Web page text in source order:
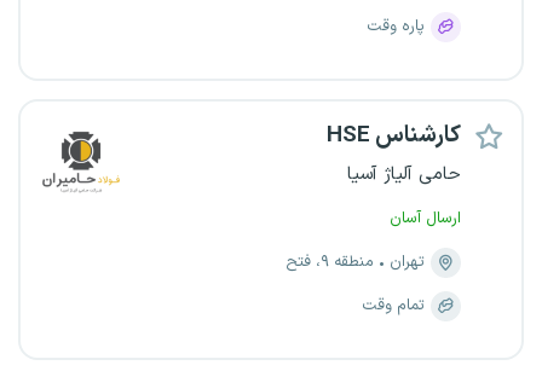
پاره وقت
کارشناس HSE
حامی آلیاژ آسیا
ارسال آسان
تهران
منطقه ۹، فتح
تمام وقت